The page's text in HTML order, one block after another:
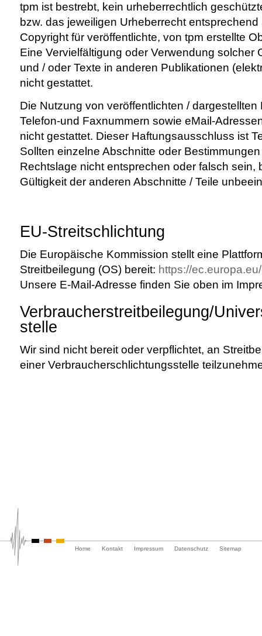
tpm ist bestrebt, kein urheberrechtlich
bzw. das jeweiligen Urheberrecht
Copyright für veröffentlichte, von tpm erstellte
Eine Vervielfältigung oder Verwendung solcher
und / oder Texte in anderen Publikationen
nicht gestattet.
Die Nutzung von veröffentlichten / dargestellten
Telefon-und Faxnummern sowie eMail-
nicht gestattet. Dieser Haftungsausschluss ist
Sollten einzelne Abschnitte oder
Rechtslage nicht entsprechen oder falsch sein,
Gültigkeit der anderen Abschnitte / Teile
EU-Streitschlichtung
Die Europäische Kommission stellt eine
Streitbeilegung (OS) bereit: https://
Unsere E-Mail-Adresse finden Sie oben im
Verbraucher­streit­beilegung/
stelle
Wir sind nicht bereit oder verpflichtet, an
einer Verbraucherschlichtungsstelle
Navigation
Home Kontakt Impressum Datenschutz Sitemap